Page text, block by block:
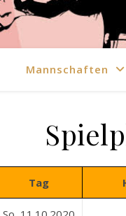
Mannschaften
Tag